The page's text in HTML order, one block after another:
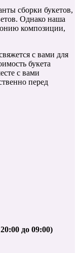
сборки букетов,
Однако наша
композиции,
с вами для
букета
с вами
перед
до 09:00)